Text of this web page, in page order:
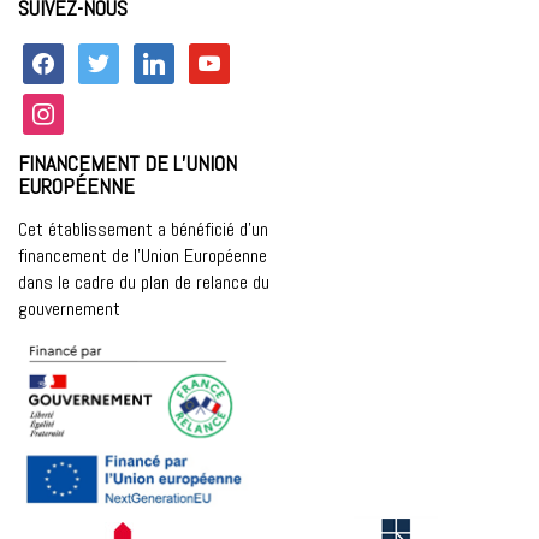
SUIVEZ-NOUS
facebook twitter linkedin
youtube
instagram
FINANCEMENT DE L’UNION
EUROPÉENNE
Cet établissement a bénéficié d’un
financement de l’Union Européenne
dans le cadre du plan de relance du
gouvernement